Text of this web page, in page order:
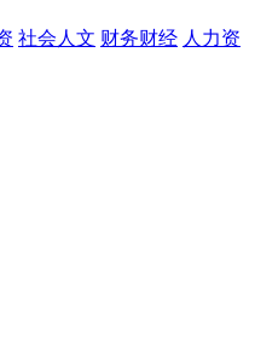
社会人文 财务财经 人力资